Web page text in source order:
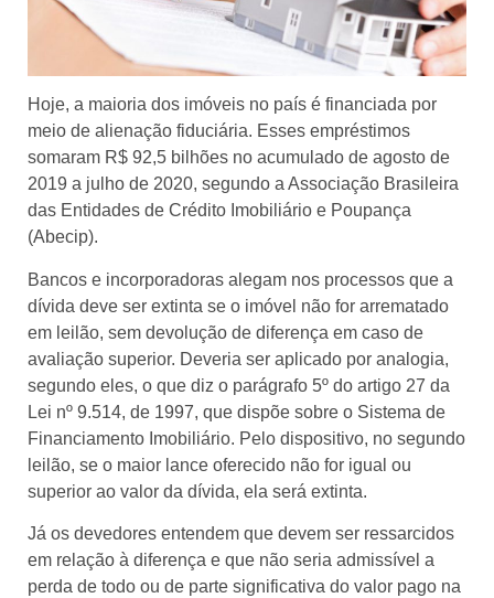
Hoje, a maioria dos imóveis no país é financiada por
meio de alienação fiduciária. Esses empréstimos
somaram R$ 92,5 bilhões no acumulado de agosto de
2019 a julho de 2020, segundo a Associação Brasileira
das Entidades de Crédito Imobiliário e Poupança
(Abecip).
Bancos e incorporadoras alegam nos processos que a
dívida deve ser extinta se o imóvel não for arrematado
em leilão, sem devolução de diferença em caso de
avaliação superior. Deveria ser aplicado por analogia,
segundo eles, o que diz o parágrafo 5º do artigo 27 da
Lei nº 9.514, de 1997, que dispõe sobre o Sistema de
Financiamento Imobiliário. Pelo dispositivo, no segundo
leilão, se o maior lance oferecido não for igual ou
superior ao valor da dívida, ela será extinta.
Já os devedores entendem que devem ser ressarcidos
em relação à diferença e que não seria admissível a
perda de todo ou de parte significativa do valor pago na